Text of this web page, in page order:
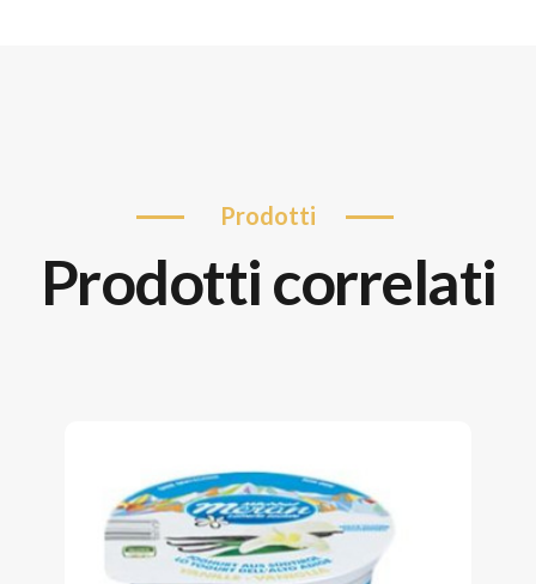
prodotti
prodotti correlati